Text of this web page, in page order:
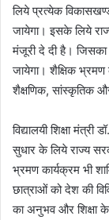
लिये प्रत्येक
जायेगा। इसके लिये
मंजूरी दे दी है।
जायेगा। शैक्षिक
शैक्षणिक, सांस्कृतिक
विद्यालयी शिक्षा मंत्री
सुधार के लिये राज्य
भ्रमण कार्यक्रम भी
छात्राओं को देश की
का अनुभव और शिक्षा